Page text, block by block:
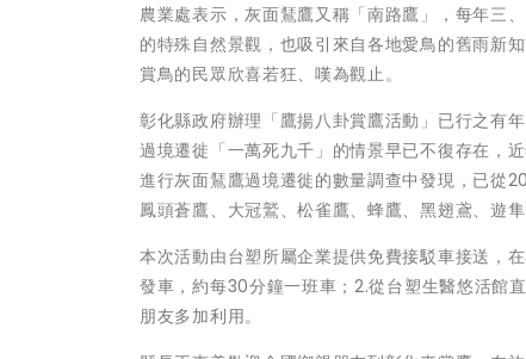
農業處表示，灰面鵟鷹又稱「南路鷹」，每年三
的特殊自然景觀，也吸引來自各地愛鳥的舊雨新
賞鳥的民眾欣喜若狂、嘆為觀止。
彰化縣政府辦理「鷹揚八卦賞鷹活動」已行之有
過境遷徙「一萬死九千」的情景早已不復存在，
進行灰面鵟鷹過境遷徙的數量調查中發現，已從
鳳頭蒼鷹、大冠鷲、松雀鷹、蜂鷹、黑翅鳶、遊
本次活動由台塑所屬企業提供免費接駁車接送，
發車，約每30分鐘一班車；2.從台塑生醫悠活館
朋友多加利用。